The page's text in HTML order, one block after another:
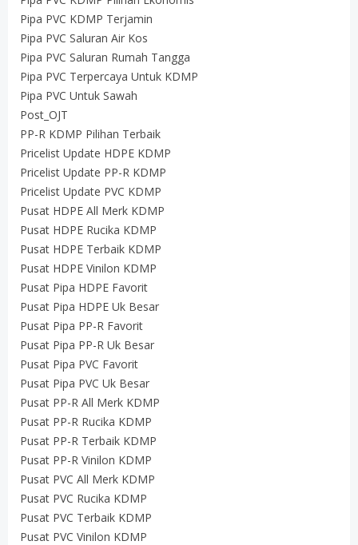
Pipa PVC KDMP Terjamin
Pipa PVC Saluran Air Kos
Pipa PVC Saluran Rumah Tangga
Pipa PVC Terpercaya Untuk KDMP
Pipa PVC Untuk Sawah
Post_OJT
PP-R KDMP Pilihan Terbaik
Pricelist Update HDPE KDMP
Pricelist Update PP-R KDMP
Pricelist Update PVC KDMP
Pusat HDPE All Merk KDMP
Pusat HDPE Rucika KDMP
Pusat HDPE Terbaik KDMP
Pusat HDPE Vinilon KDMP
Pusat Pipa HDPE Favorit
Pusat Pipa HDPE Uk Besar
Pusat Pipa PP-R Favorit
Pusat Pipa PP-R Uk Besar
Pusat Pipa PVC Favorit
Pusat Pipa PVC Uk Besar
Pusat PP-R All Merk KDMP
Pusat PP-R Rucika KDMP
Pusat PP-R Terbaik KDMP
Pusat PP-R Vinilon KDMP
Pusat PVC All Merk KDMP
Pusat PVC Rucika KDMP
Pusat PVC Terbaik KDMP
Pusat PVC Vinilon KDMP